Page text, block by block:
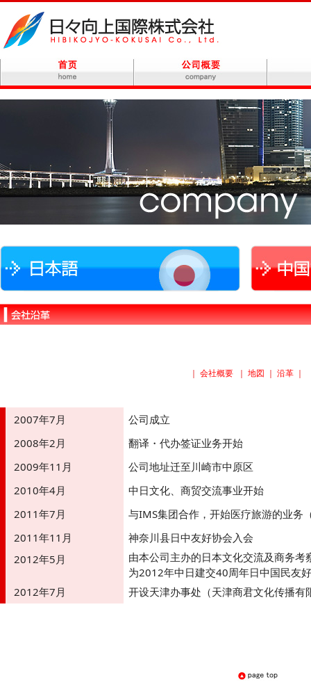
｜ 会社概要 ｜ 地図 ｜ 沿革 ｜
2007年7月
公司成立
2008年2月
翻译・代办签证业务开始
2009年11月
公司地址迁至川崎市中原区
2010年4月
中日文化、商贸交流事业开始
2011年7月
与IMS集团合作，开始医疗旅游的业务
2011年11月
神奈川县日中友好协会入会
2012年5月
由本公司主办的日本文化交流及商务
为2012年中日建交40周年日中国民友
2012年7月
开设天津办事处（天津商君文化传播有